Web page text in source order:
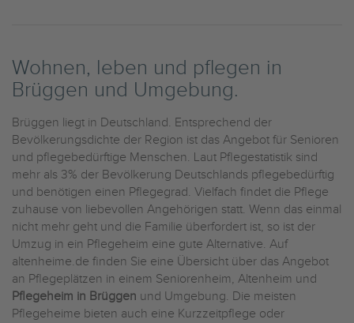
Wohnen, leben und pflegen in
Brüggen und Umgebung.
Brüggen liegt in Deutschland. Entsprechend der
Bevölkerungsdichte der Region ist das Angebot für Senioren
und pflegebedürftige Menschen. Laut Pflegestatistik sind
mehr als 3% der Bevölkerung Deutschlands pflegebedürftig
und benötigen einen Pflegegrad. Vielfach findet die Pflege
zuhause von liebevollen Angehörigen statt. Wenn das einmal
nicht mehr geht und die Familie überfordert ist, so ist der
Umzug in ein Pflegeheim eine gute Alternative. Auf
altenheime.de finden Sie eine Übersicht über das Angebot
an Pflegeplätzen in einem Seniorenheim, Altenheim und
Pflegeheim in Brüggen und Umgebung. Die meisten
Pflegeheime bieten auch eine Kurzzeitpflege oder